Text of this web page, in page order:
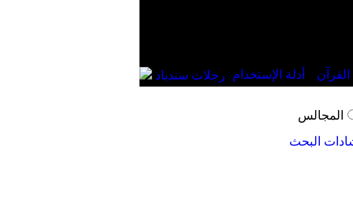
أدلة الإستخدام رحلات سندباد
المجالس
البحث